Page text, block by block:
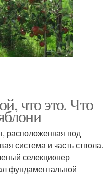
что это. Что
расположенная под
система и часть ствола.
селекционер
фундаментальной